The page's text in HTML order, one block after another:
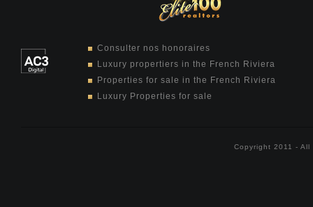
Consulter nos honoraires
Luxury propertiers in the French Riviera
Properties for sale in the French Riviera
Luxury Properties for sale
Copyright 2011 -